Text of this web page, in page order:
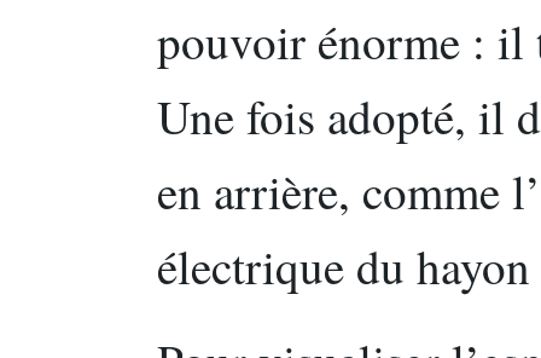
pouvoir énorme : il
Une fois adopté, il
en arrière, comme
électrique du